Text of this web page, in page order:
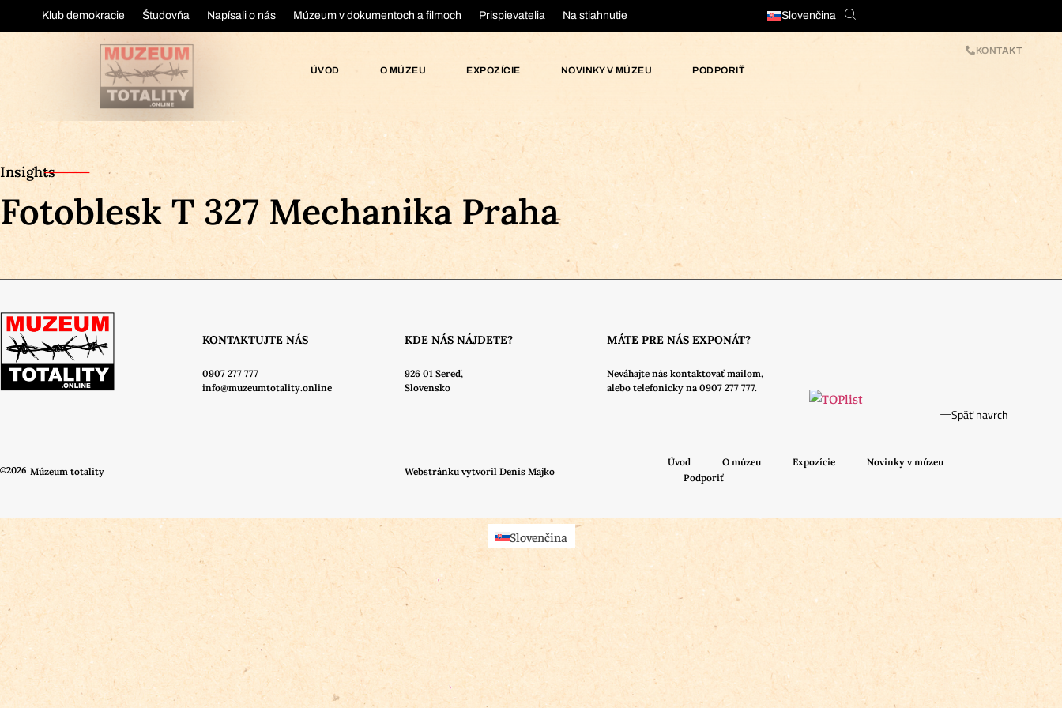
Klub demokracie Študovňa Napísali o nás Múzeum v dokumentoch a filmoch Prispievatelia Na stiahnutie Slovenčina
ÚVOD O MÚZEU EXPOZÍCIE NOVINKY V MÚZEU PODPORIŤ
KONTAKT
Insights
Fotoblesk T 327 Mechanika Praha
KONTAKTUJTE NÁS
0907 277 777
info@muzeumtotality.online
KDE NÁS NÁJDETE?
926 01 Sereď,
Slovensko
MÁTE PRE NÁS EXPONÁT?
Neváhajte nás kontaktovať mailom,
alebo telefonicky na 0907 277 777.
©2026 Múzeum totality Webstránku vytvoril Denis Majko
Úvod O múzeu Expozície
Novinky v múzeu
Podporiť
Späť navrch
Slovenčina